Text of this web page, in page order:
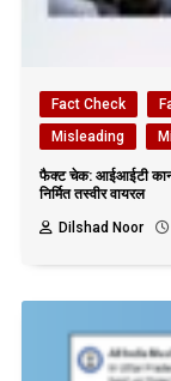
Fact Check
Misleading
फैक्ट चेक: आईआईटी
निर्मित तस्वीर वायरल
Dilshad Noor